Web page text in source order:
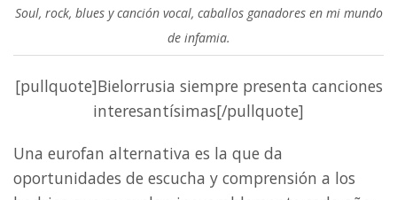
Soul, rock, blues y canción vocal, caballos ganadores en mi mundo
de infamia.
[pullquote]Bielorrusia siempre presenta canciones
interesantísimas[/pullquote]
Una eurofan alternativa es la que da
oportunidades de escucha y comprensión a los